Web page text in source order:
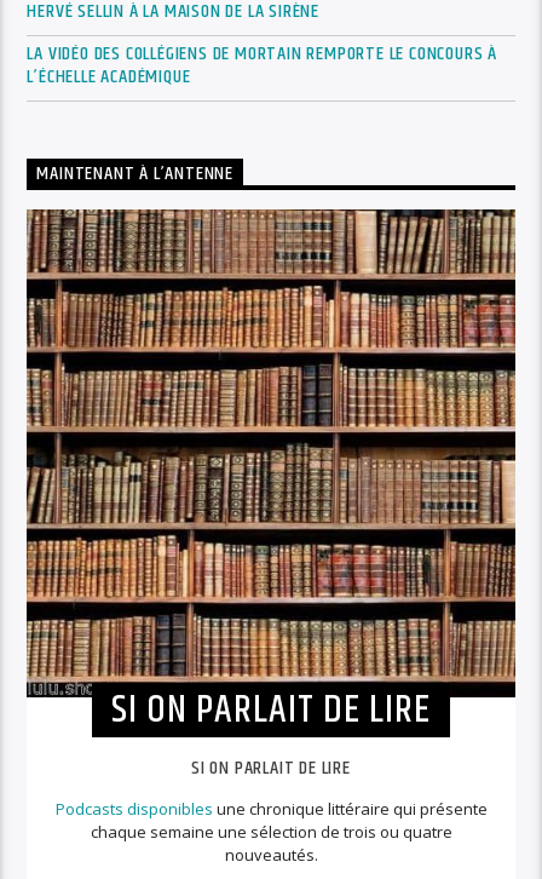
HERVÉ SELLIN À LA MAISON DE LA SIRÈNE
LA VIDÉO DES COLLÉGIENS DE MORTAIN REMPORTE LE CONCOURS À
L’ÉCHELLE ACADÉMIQUE
MAINTENANT À L’ANTENNE
SI ON PARLAIT DE LIRE
SI ON PARLAIT DE LIRE
Podcasts disponibles une chronique littéraire qui présente
chaque semaine une sélection de trois ou quatre
nouveautés.